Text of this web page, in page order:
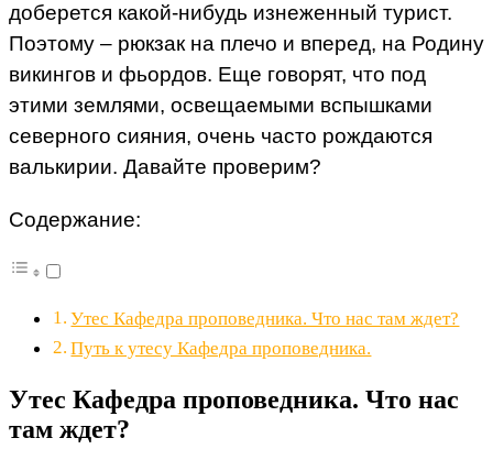
доберется какой-нибудь изнеженный турист.
Поэтому – рюкзак на плечо и вперед, на Родину
викингов и фьордов. Еще говорят, что под
этими землями, освещаемыми вспышками
северного сияния, очень часто рождаются
валькирии. Давайте проверим?
Содержание:
Утес Кафедра проповедника. Что нас там ждет?
Путь к утесу Кафедра проповедника.
Утес Кафедра проповедника. Что нас
там ждет?